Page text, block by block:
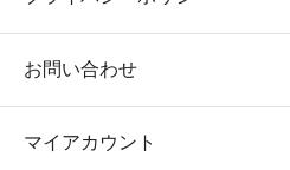
お問い合わせ
マイアカウント